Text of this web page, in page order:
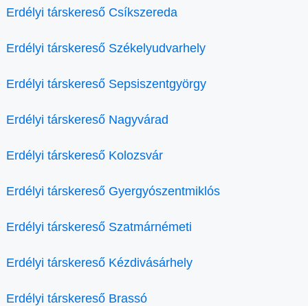
Erdélyi társkereső Csíkszereda
Erdélyi társkereső Székelyudvarhely
Erdélyi társkereső Sepsiszentgyörgy
Erdélyi társkereső Nagyvárad
Erdélyi társkereső Kolozsvár
Erdélyi társkereső Gyergyószentmiklós
Erdélyi társkereső Szatmárnémeti
Erdélyi társkereső Kézdivásárhely
Erdélyi társkereső Brassó